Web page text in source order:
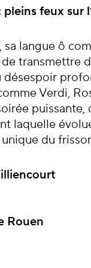
feux
langue ô
transmettre
Verdi,
laquelle
du
Rouen